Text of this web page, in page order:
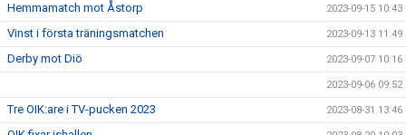
Hemmamatch mot Åstorp 2023-09-15 10:43
Vinst i första träningsmatchen 2023-09-13 11:49
Derby mot Diö 2023-09-07 10:16
2023-09-06 09:52
Tre OIK:are i TV-pucken 2023 2023-08-31 13:46